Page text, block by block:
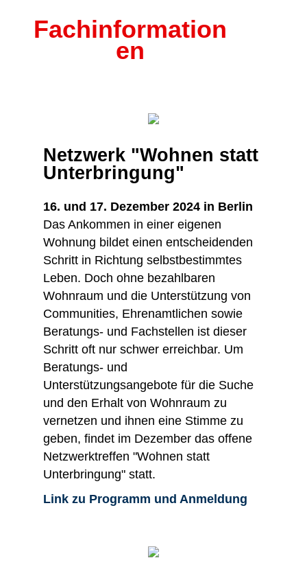
Fachinformation
en
Netzwerk "Wohnen statt
Unterbringung"
16. und 17. Dezember 2024 in Berlin
Das Ankommen in einer eigenen
Wohnung bildet einen entscheidenden
Schritt in Richtung selbstbestimmtes
Leben. Doch ohne bezahlbaren
Wohnraum und die Unterstützung von
Communities, Ehrenamtlichen sowie
Beratungs- und Fachstellen ist dieser
Schritt oft nur schwer erreichbar. Um
Beratungs- und
Unterstützungsangebote für die Suche
und den Erhalt von Wohnraum zu
vernetzen und ihnen eine Stimme zu
geben, findet im Dezember das offene
Netzwerktreffen "Wohnen statt
Unterbringung" statt.
Link zu Programm und Anmeldung